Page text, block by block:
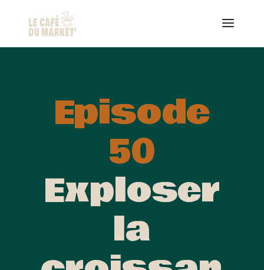
Episode
50
Exploser
la